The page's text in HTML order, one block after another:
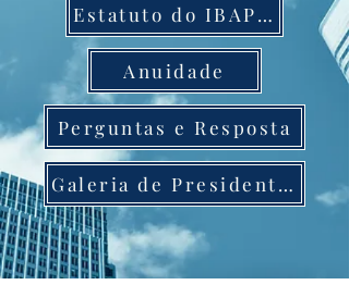
Estatuto do IBAPE CE
Anuidade
Perguntas e Resposta
Galeria de Presidentes